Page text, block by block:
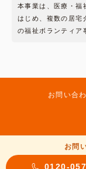
本事業は、医療・福
はじめ、複数の居宅
の福祉ボランティア
お問い合
お問
0120-